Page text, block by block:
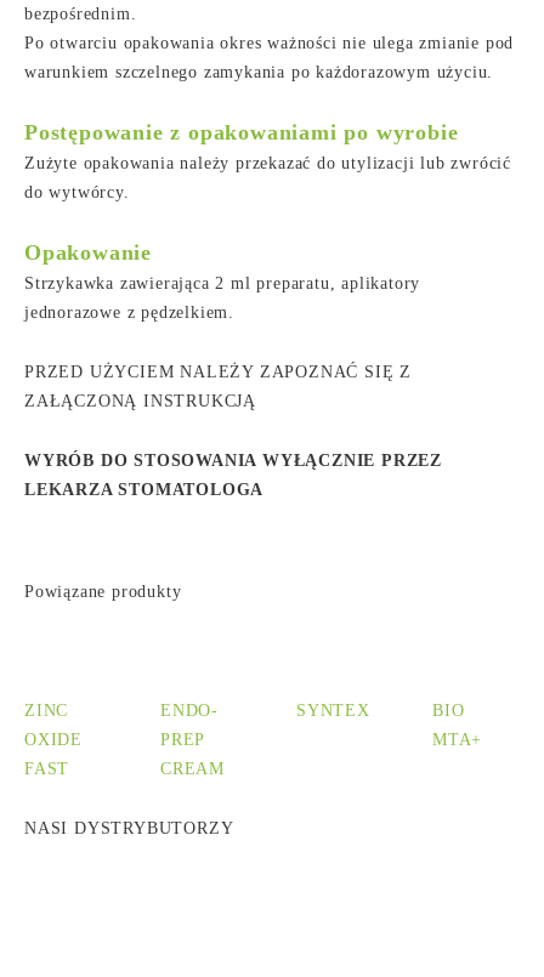
bezpośrednim.
Po otwarciu opakowania okres ważności nie ulega zmianie pod
warunkiem szczelnego zamykania po każdorazowym użyciu.
Postępowanie z opakowaniami po wyrobie
Zużyte opakowania należy przekazać do utylizacji lub zwrócić
do wytwórcy.
Opakowanie
Strzykawka zawierająca 2 ml preparatu, aplikatory
jednorazowe z pędzelkiem.
PRZED UŻYCIEM NALEŻY ZAPOZNAĆ SIĘ Z
ZAŁĄCZONĄ INSTRUKCJĄ
WYRÓB DO STOSOWANIA WYŁĄCZNIE PRZEZ
LEKARZA STOMATOLOGA
Powiązane produkty
ZINC
OXIDE
FAST
ENDO-
PREP
CREAM
SYNTEX
BIO
MTA+
NASI DYSTRYBUTORZY